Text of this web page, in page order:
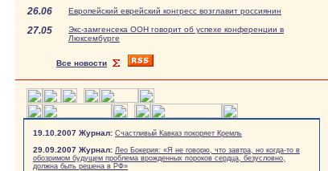
26.06 Европейский еврейский конгресс возглавит россиянин
27.05
Экс-замгенсека ООН говорит об успехе конференции в
Люксембурге
Все новости
19.10.2007 Журнал: Счастливый Кавказ покоряет Кремль
29.09.2007 Журнал: Лео Бокерия: «Я не говорю, что завтра, но когда-то в
обозримом будущем проблема врожденных пороков сердца, безусловно,
должна быть решена в РФ»